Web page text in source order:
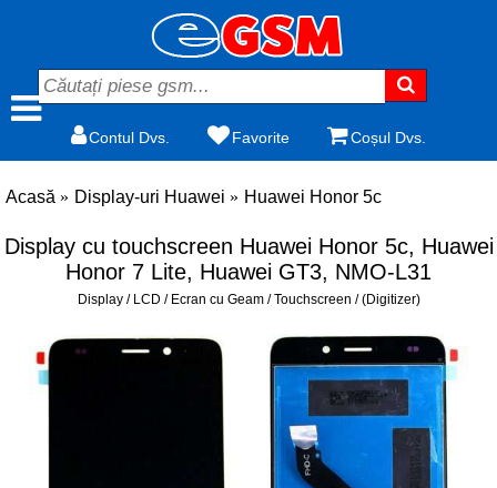
Contul Dvs. Favorite Coșul Dvs.
Acasă Display-uri Huawei Huawei Honor 5c
Display cu touchscreen Huawei Honor 5c, Huawei
Honor 7 Lite, Huawei GT3, NMO-L31
Display / LCD / Ecran cu Geam / Touchscreen / (Digitizer)